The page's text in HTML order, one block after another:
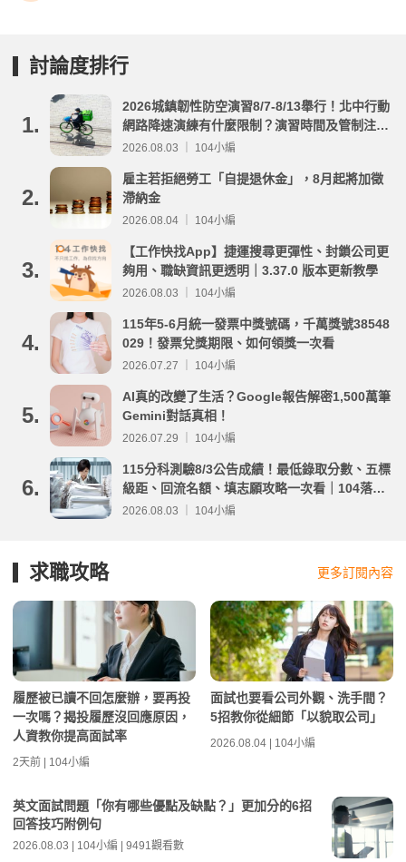
討論度排行
1.
2026城鎮韌性防空演習8/7-8/13舉行！北中行動
網路降速演練有什麼限制？演習時間及管制注意
事項整理
2026.08.03 ｜ 104小編
2.
雇主若拒絕勞工「自提退休金」，8月起將加徵
滯納金
2026.08.04 ｜ 104小編
3.
【工作快找App】捷運搜尋更彈性、封鎖公司更
夠用、職缺資訊更透明｜3.37.0 版本更新教學
2026.08.03 ｜ 104小編
4.
115年5-6月統一發票中獎號碼，千萬獎號38548
029！發票兌獎期限、如何領獎一次看
2026.07.27 ｜ 104小編
5.
AI真的改變了生活？Google報告解密1,500萬筆
Gemini對話真相！
2026.07.29 ｜ 104小編
6.
115分科測驗8/3公告成績！最低錄取分數、五標
級距、回流名額、填志願攻略一次看｜104落點
分析
2026.08.03 ｜ 104小編
求職攻略 更多訂閱內容
履歷被已讀不回怎麼辦，要再投
一次嗎？揭投履歷沒回應原因，
人資教你提高面試率
2天前 | 104小編
面試也要看公司外觀、洗手間？
5招教你從細節「以貌取公司」
2026.08.04 | 104小編
英文面試問題「你有哪些優點及缺點？」更加分的6招
回答技巧附例句
2026.08.03 | 104小編 | 9491觀看數